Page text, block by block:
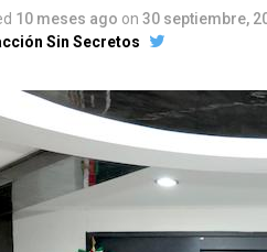
10 meses ago on 30 septiembre,
Sin Secretos